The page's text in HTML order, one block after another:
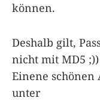
können.
Deshalb gilt,
nicht mit MD5
Einene schönen
unter